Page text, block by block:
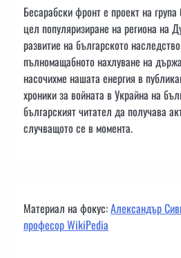
Бесарабски фронт е проект на
цел популяризиране на региона на
развитие на българското
пълномащабното нахлуване на
насочихме нашата енергия в
хроники за войната в Украйна на
българският читател да получава
случващото се в момента.
Материал на фокус:Александър
професор WikiPedia